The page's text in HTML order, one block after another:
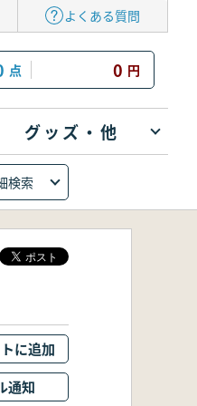
よくある質問
点 0 円
グッズ・他
検索
に追加
通知